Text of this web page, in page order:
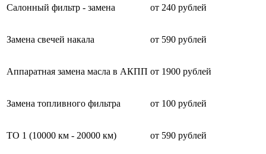
Салонный фильтр - замена от 240 рублей
Замена свечей накала от 590 рублей
Аппаратная замена масла в АКПП от 1900 рублей
Замена топливного фильтра от 100 рублей
ТО 1 (10000 км - 20000 км) от 590 рублей